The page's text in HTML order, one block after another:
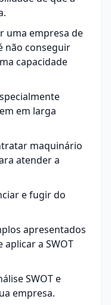
uma empresa de
não conseguir
capacidade
em larga
maquinário
atender a
e fugir do
apresentados
a SWOT
SWOT e
empresa.